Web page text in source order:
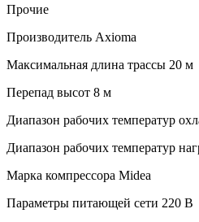
Прочие
Производитель Axioma
Максимальная длина трассы 20 м
Перепад высот 8 м
Диапазон рабочих температур
Диапазон рабочих температур
Марка компрессора Midea
Параметры питающей сети 220 В